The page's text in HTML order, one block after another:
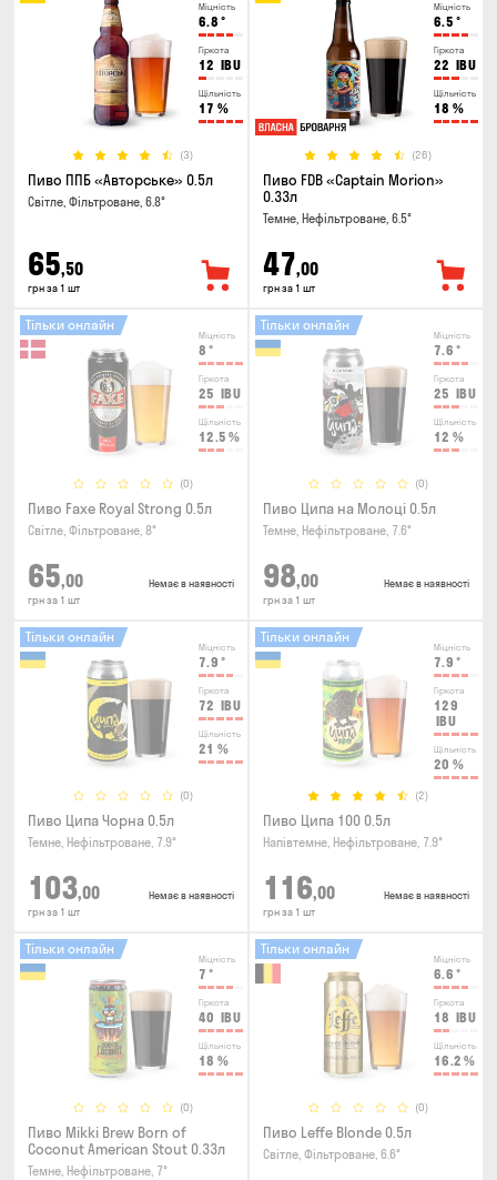
Міцність
6.8 °
Гіркота
12 IBU
Щільність
17 %
(3)
Пиво ППБ «Авторське» 0.5л
Світле, Фільтроване, 6.8°
65,50
грн за 1 шт
Міцність
6.5 °
Гіркота
22 IBU
Щільність
18 %
(26)
Пиво FDB «Captain Morion»
0.33л
Темне, Нефільтроване, 6.5°
47,00
грн за 1 шт
Міцність
8 °
Гіркота
25 IBU
Щільність
12.5 %
(0)
Тільки онлайн
Пиво Faxe Royal Strong 0.5л
Світле, Фільтроване, 8°
65,00
грн за 1 шт
Немає в наявності
Міцність
7.6 °
Гіркота
25 IBU
Щільність
12 %
(0)
Тільки онлайн
Пиво Ципа на Молоці 0.5л
Темне, Нефільтроване, 7.6°
98,00
грн за 1 шт
Немає в наявності
Міцність
7.9 °
Гіркота
72 IBU
Щільність
21 %
(0)
Тільки онлайн
Пиво Ципа Чорна 0.5л
Темне, Нефільтроване, 7.9°
103,00
грн за 1 шт
Немає в наявності
Міцність
7.9 °
Гіркота
129
IBU
Щільність
20 %
(2)
Тільки онлайн
Пиво Ципа 100 0.5л
Напівтемне, Нефільтроване, 7.9°
116,00
грн за 1 шт
Немає в наявності
Міцність
7 °
Гіркота
40 IBU
Щільність
18 %
(0)
Тільки онлайн
Пиво Mikki Brew Born of
Coconut American Stout 0.33л
Темне, Нефільтроване, 7°
Міцність
6.6 °
Гіркота
18 IBU
Щільність
16.2 %
(0)
Тільки онлайн
Пиво Leffe Blonde 0.5л
Світле, Фільтроване, 6.6°